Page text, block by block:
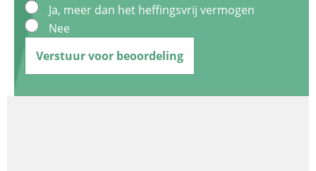
Ja, meer dan het heffingsvrij vermogen
Nee